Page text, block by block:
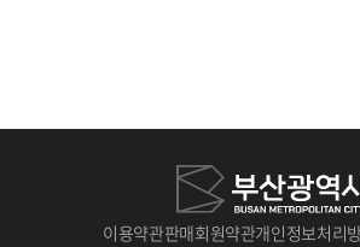
판매 가능한 공급자가 되려면
판매자 신청이 완료되면공급자 자
수요자가 맞춤형 신청하면
공급자가 답변 완료 후수요자에게 알림, 답변
수요자가 분석 서비스 신청하면
관리자가 승인, 반려처리 후공급자
이용약관판매회원약관개인정보처리